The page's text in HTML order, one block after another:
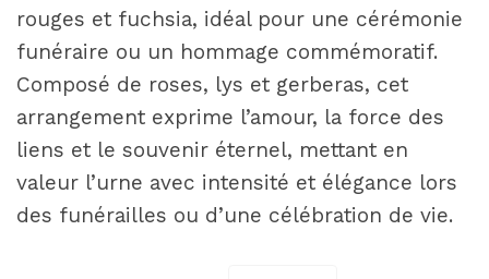
rouges et fuchsia, idéal pour une cérémonie
funéraire ou un hommage commémoratif.
Composé de roses, lys et gerberas, cet
arrangement exprime l’amour, la force des
liens et le souvenir éternel, mettant en
valeur l’urne avec intensité et élégance lors
des funérailles ou d’une célébration de vie.